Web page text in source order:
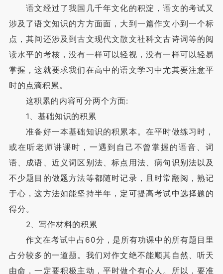
语文经过了我国几千年文化的积淀，语文的考试又
涉及了语文知识的方方面面，大到一篇作文小到一个标
点，其间还涉及到古文现代文散文社科文古诗词等的阅
读水平的考核，没有一样可以轻视，没有一样可以轻易
掌握，这就要求我们在高中的语文学习中尤其要注意平
时的点滴积累。
这积累的内容可分两个方面:
1、基础知识的积累
准备好一本基础知识的积累本。在平时做练习时，
或在听老师讲课时，一遇到自己不曾掌握的语音、词
语、成语、近义词区别法、标点用法、病句识别法以及
不少题目的做题方法等都随时记录，且时常翻阅，熟记
于心，这方法如能坚持半年，定可提高考试中选择题的
得分。
2、写作材料的积累
作文在考试中占60分，是所有功课中的所有题目里
占分较多的一道题。我们对作文绝不能顺其自然、听天
由命，一定要积极主动，平时做个有心人。所以，要准